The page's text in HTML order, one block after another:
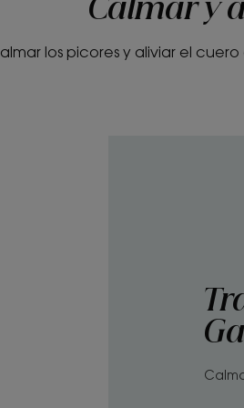
Calmar y
los picores y aliviar el